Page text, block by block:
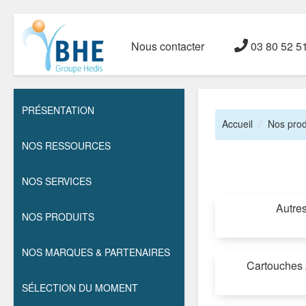
Nous contacter 03 80 52
PRÉSENTATION
NOS RESSOURCES
NOS SERVICES
NOS PRODUITS
NOS MARQUES & PARTENAIRES
SÉLECTION DU MOMENT
Accueil Nos
Cartouches